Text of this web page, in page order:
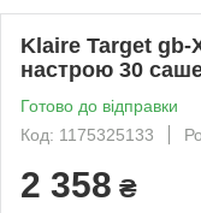
Klaire Target gb-
настрою 30
Готово до відправки
Код: 1175325133
2 358 ₴